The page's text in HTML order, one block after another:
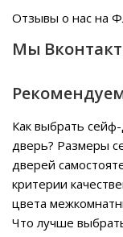
Отзывы о нас на
Мы
Как выбрать
дверь? Размеры
дверей
критерии
цвета
Что лучше